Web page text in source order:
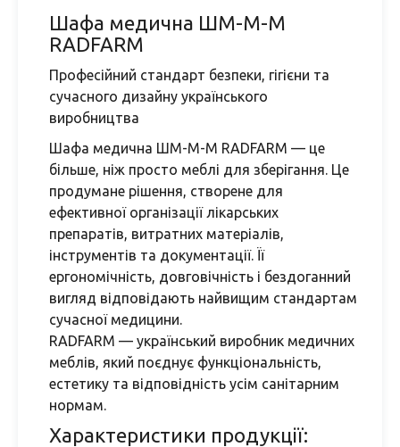
Шафа медична ШМ-М-М
RADFARM
Професійний стандарт безпеки, гігієни та
сучасного дизайну українського
виробництва
Шафа медична ШМ-М-М RADFARM — це
більше, ніж просто меблі для зберігання. Це
продумане рішення, створене для
ефективної організації лікарських
препаратів, витратних матеріалів,
інструментів та документації. Її
ергономічність, довговічність і бездоганний
вигляд відповідають найвищим стандартам
сучасної медицини.
RADFARM — український виробник медичних
меблів, який поєднує функціональність,
естетику та відповідність усім санітарним
нормам.
Характеристики продукції: